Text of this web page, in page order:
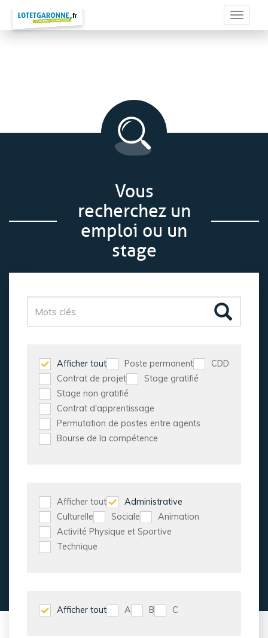
Vous
recherchez un
emploi ou un
stage
Afficher tout Poste permanent
CDD
Contrat de projet
Stage gratifié
Stage non gratifié
Contrat d'apprentissage
Permutation de postes entre agents
Bourse de la compétence
Afficher tout
Administrative
Culturelle
Sociale
Animation
Activité Physique et Sportive
Technique
Afficher tout A B C